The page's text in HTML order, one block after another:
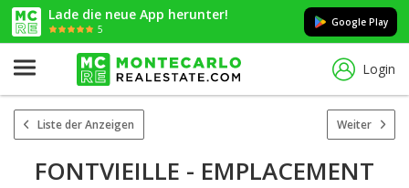
Lade die neue App herunter!
5
Google Play
Login
Liste der Anzeigen Weiter
FONTVIEILLE - EMPLACEMENT